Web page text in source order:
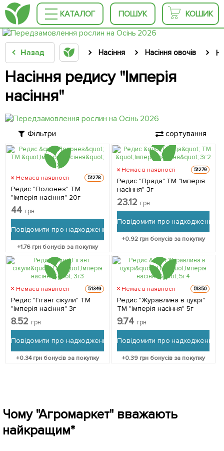
КАТАЛОГ ПОШУК КОШИК
Назад Насіння Насіння овочів
Насіння редису "Імперія
насіння"
Фільтри сортування
Немає в наявності 51278
Редис "Полонез" ТМ
"Імперія насіння" 20г
44 грн
Повідомити про надходження
+1.76 грн бонусів за покупку
Немає в наявності 51279
Редис "Прада" ТМ "Імперія
насіння" 3г
23.12 грн
Повідомити про надходження
+0.92грн бонусів за покупку
Немає в наявності 51349
Редис "Гігант сікули" ТМ
"Імперія насіння" 3г
8.52 грн
Повідомити про надходження
+0.34грн бонусів за покупку
Немає в наявності 51350
Редис "Журавлина в цукрі"
ТМ "Імперія насіння" 5г
9.74 грн
Повідомити про надходження
+0.39грн бонусів за покупку
Чому "Агромаркет" вважають
найкращим*